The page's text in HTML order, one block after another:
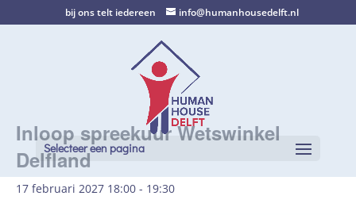
bij ons telt iedereen info@humanhousedelft.nl
Selecteer een pagina
Inloop spreekuur Wetswinkel
Delfland
17 februari 2027 18:00 - 19:30